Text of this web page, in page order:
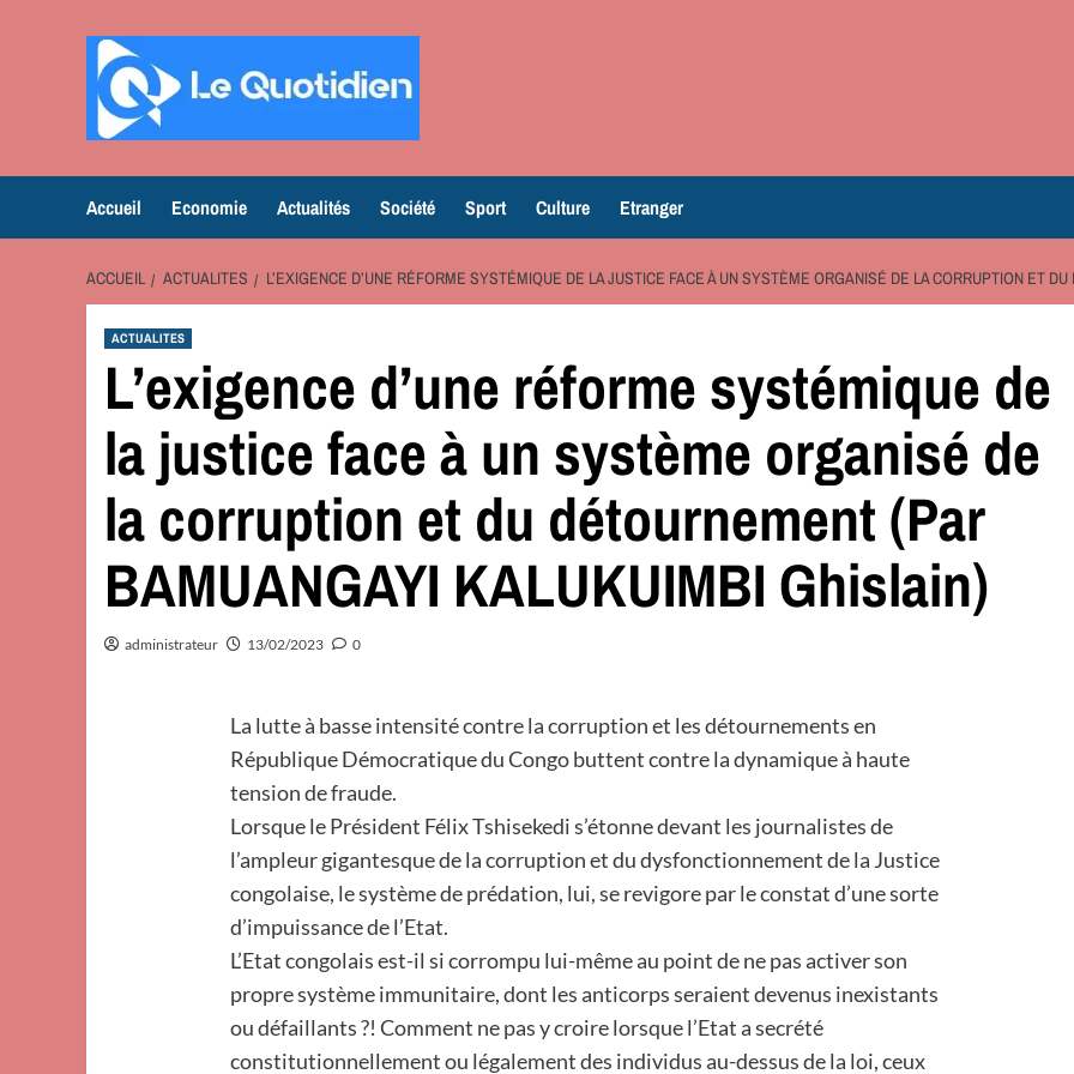
Accueil Economie Actualités Société Sport Culture Etranger
ACCUEIL ACTUALITES L’EXIGENCE D’UNE RÉFORME SYSTÉMIQUE DE LA JUSTICE FACE À UN SYSTÈME ORGANISÉ DE LA CORRUPTION ET
ACTUALITES
L’exigence d’une réforme systémique de
la justice face à un système organisé de
la corruption et du détournement (Par
BAMUANGAYI KALUKUIMBI Ghislain)
administrateur 13/02/2023 0
La lutte à basse intensité contre la corruption et les détournements en
République Démocratique du Congo buttent contre la dynamique à haute
tension de fraude.
Lorsque le Président Félix Tshisekedi s’étonne devant les journalistes de
l’ampleur gigantesque de la corruption et du dysfonctionnement de la Justice
congolaise, le système de prédation, lui, se revigore par le constat d’une sorte
d’impuissance de l’Etat.
L’Etat congolais est-il si corrompu lui-même au point de ne pas activer son
propre système immunitaire, dont les anticorps seraient devenus inexistants
ou défaillants ?! Comment ne pas y croire lorsque l’Etat a secrété
constitutionnellement ou légalement des individus au-dessus de la loi, ceux